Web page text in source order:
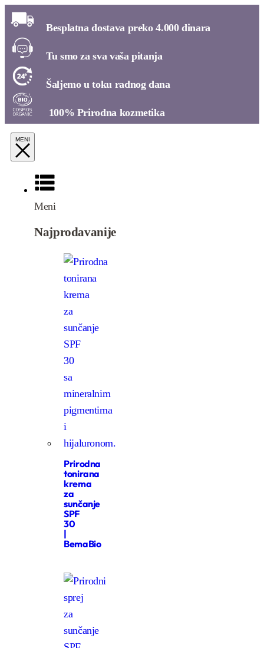
Besplatna dostava preko 4.000 dinara​
Tu smo za sva vaša pitanja​
Šaljemo u toku radnog dana​
100% Prirodna kozmetika​
Meni
Najprodavanije
Prirodna
tonirana
krema
za
sunčanje
SPF
30
|
BemaBio